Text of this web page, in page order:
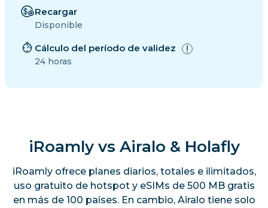
Recargar
Disponible
Cálculo del período de validez
24 horas
iRoamly vs Airalo & Holafly
iRoamly ofrece planes diarios, totales e ilimitados,
uso gratuito de hotspot y eSIMs de 500 MB gratis
en más de 100 países. En cambio, Airalo tiene solo